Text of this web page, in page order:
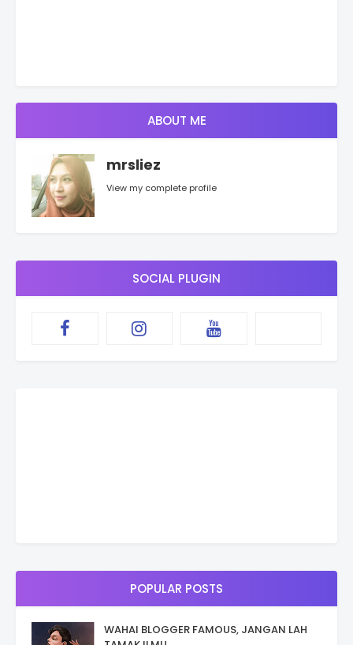
ABOUT ME
mrsliez
View my complete profile
SOCIAL PLUGIN
POPULAR POSTS
WAHAI BLOGGER FAMOUS, JANGAN LAH